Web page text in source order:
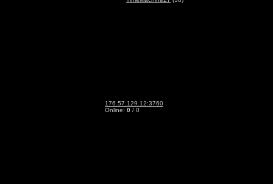
176.57.129.12:3760
Online: 0 / 0